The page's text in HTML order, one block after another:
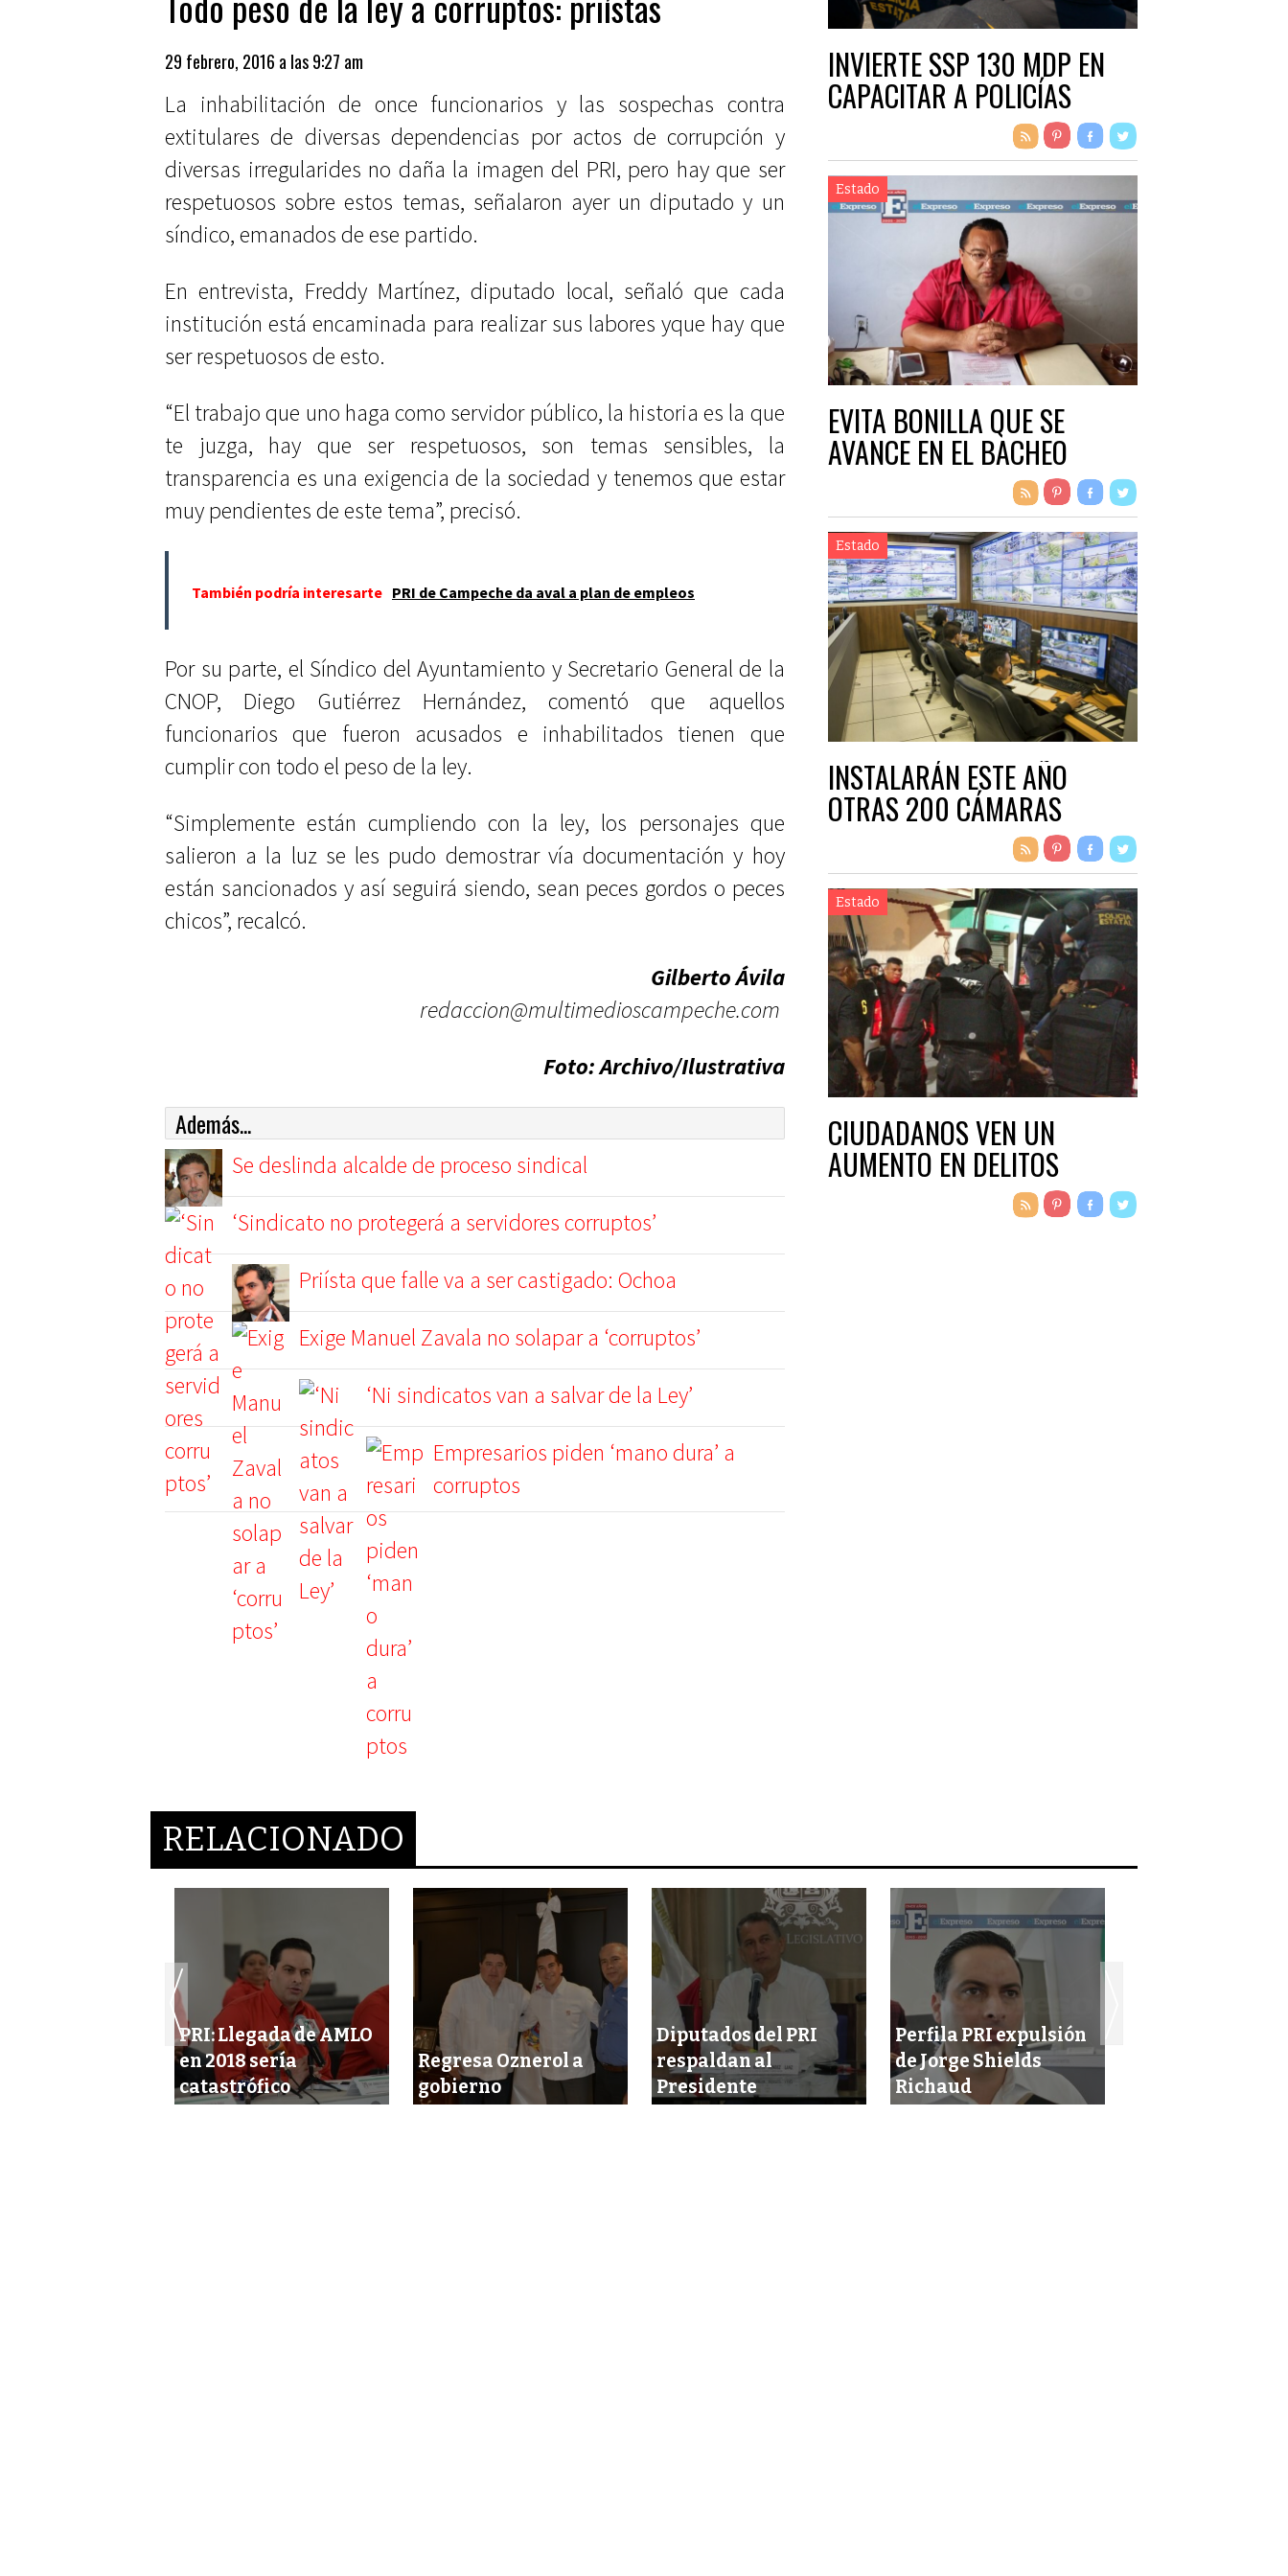
29 febrero, 2016 a las 9:27 am
La inhabilitación de once funcionarios y las sospechas contra
extitulares de diversas dependencias por actos de corrupción y
diversas irregularides no daña la imagen del PRI, pero hay que ser
respetuosos sobre estos temas, señalaron ayer un diputado y un
síndico, emanados de ese partido.
En entrevista, Freddy Martínez, diputado local, señaló que cada
institución está encaminada para realizar sus labores yque hay que
ser respetuosos de esto.
“El trabajo que uno haga como servidor público, la historia es la que
te juzga, hay que ser respetuosos, son temas sensibles, la
transparencia es una exigencia de la sociedad y tenemos que estar
muy pendientes de este tema”, precisó.
También podría interesarte PRI de Campeche da aval a plan de empleos
Por su parte, el Síndico del Ayuntamiento y Secretario General de la
CNOP, Diego Gutiérrez Hernández, comentó que aquellos
funcionarios que fueron acusados e inhabilitados tienen que
cumplir con todo el peso de la ley.
“Simplemente están cumpliendo con la ley, los personajes que
salieron a la luz se les pudo demostrar vía documentación y hoy
están sancionados y así seguirá siendo, sean peces gordos o peces
chicos”, recalcó.
Gilberto Ávila
redaccion@multimedioscampeche.com
Foto:Archivo/Ilustrativa
Además...
Se deslinda alcalde de proceso sindical
‘Sindicato no protegerá a servidores corruptos’
Priísta que falle va a ser castigado: Ochoa
Exige Manuel Zavala no solapar a ‘corruptos’
‘Ni sindicatos van a salvar de la Ley’
Empresarios piden ‘mano dura’ a
corruptos
INVIERTE SSP 130 MDP EN
CAPACITAR A POLICÍAS
Estado
EVITA BONILLA QUE SE
AVANCE EN EL BACHEO
Estado
INSTALARÁN ESTE AÑO
OTRAS 200 CÁMARAS
Estado
CIUDADANOS VEN UN
AUMENTO EN DELITOS
RELACIONADO
PRI: Llegada de AMLO
en 2018 sería
catastrófico
Regresa Oznerol a
gobierno
Diputados del PRI
respaldan al
Presidente
Perfila PRI expulsión
de Jorge Shields
Richaud